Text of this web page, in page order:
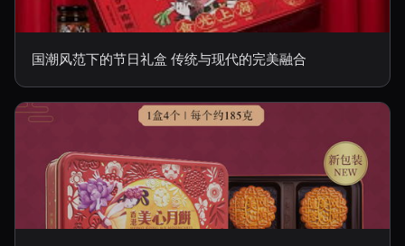
国潮风范下的节日礼盒 传统与现代的完美融合